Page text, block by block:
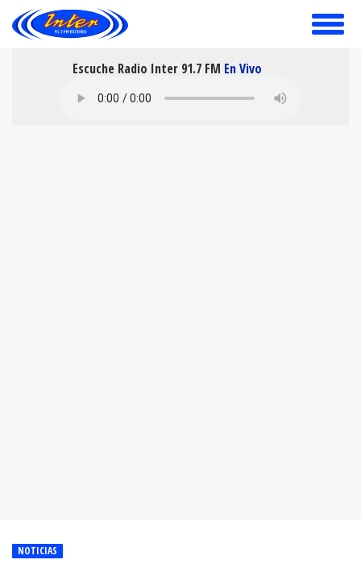
toggle
Escuche Radio Inter 91.7 FM En Vivo
NOTICIAS